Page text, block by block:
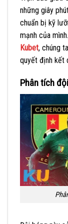
những giây
chuẩn bị kỹ
mạnh của mình.
Kubet, chúng
quyết định kết
Phân tích